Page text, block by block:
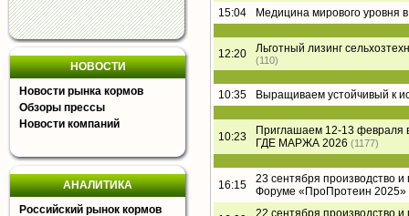
НОВОСТИ
Новости рынка кормов
Обзоры прессы
Новости компаний
АНАЛИТИКА
Российский рынок кормов
15:04 Медицина мирового уровня
12:20 Льготный лизинг
(110)
10:35 Выращиваем устойчивый к
10:23
Приглашаем 12-13 февраля
ГДЕ МАРЖА 2026 (1177)
16:15
23 сентября производство
Форуме «ПроПротеин 2025»
22 сентября производство